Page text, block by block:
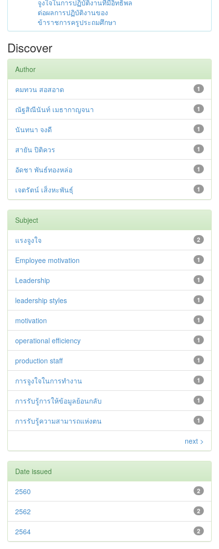
จูงใจในการปฏิบัติงานที่มีอิทธิพล
ต่อผลการปฏิบัติงานของ
ข้าราชการครูประถมศึกษา
Discover
Author
1
คมทวน สอสอาด
1
ณัฐสิณีนันท์ เมธากาญจนา
1
นันทนา จงดี
1
สายัน ปิติควร
1
อัดชา พันธ์ทองหล่อ
1
เจตรัตน์ เส็งหะพันธุ์
Subject
2
แรงจูงใจ
1
Employee motivation
1
Leadership
1
leadership styles
1
motivation
1
operational efficiency
1
production staff
1
การจูงใจในการทำงาน
1
การรับรู้การให้ข้อมูลย้อนกลับ
1
การรับรู้ความสามารถแห่งตน
next >
Date issued
2
2560
2
2562
2
2564